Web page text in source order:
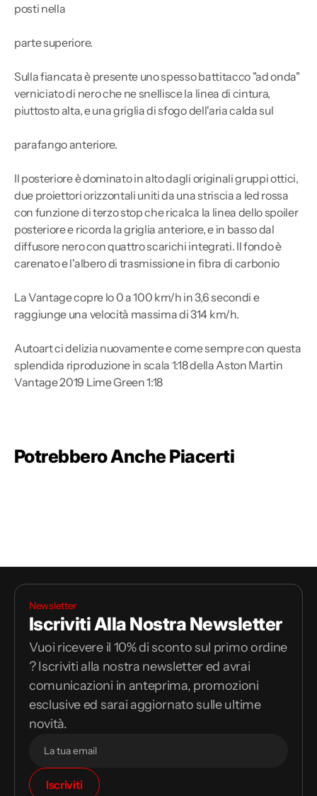
posti nella
parte superiore.
Sulla fiancata è presente uno spesso battitacco "ad onda"
verniciato di nero che ne snellisce la linea di cintura,
piuttosto alta, e una griglia di sfogo dell'aria calda sul
parafango anteriore.
Il posteriore è dominato in alto dagli originali gruppi ottici,
due proiettori orizzontali uniti da una striscia a led rossa
con funzione di terzo stop che ricalca la linea dello spoiler
posteriore e ricorda la griglia anteriore, e in basso dal
diffusore nero con quattro scarichi integrati. Il fondo è
carenato e l'albero di trasmissione in fibra di carbonio
La Vantage copre lo 0 a 100 km/h in 3,6 secondi e
raggiunge una velocità massima di 314 km/h.
Autoart ci delizia nuovamente e come sempre con questa
splendida riproduzione in scala 1:18 della Aston Martin
Vantage 2019 Lime Green 1:18
Potrebbero Anche Piacerti
Newsletter
Iscriviti Alla Nostra Newsletter
Vuoi ricevere il 10% di sconto sul primo ordine
? Iscriviti alla nostra newsletter ed avrai
comunicazioni in anteprima, promozioni
esclusive ed sarai aggiornato sulle ultime
novità.
Il
tuo
Iscriviti